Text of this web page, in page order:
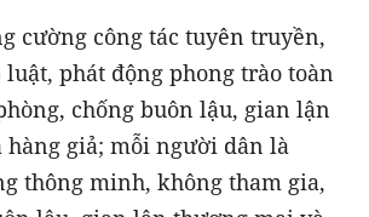
cường công tác tuyên truyền,
phát động phong trào toàn
chống buôn lậu, gian lận
giả; mỗi người dân là
thông minh, không tham gia,